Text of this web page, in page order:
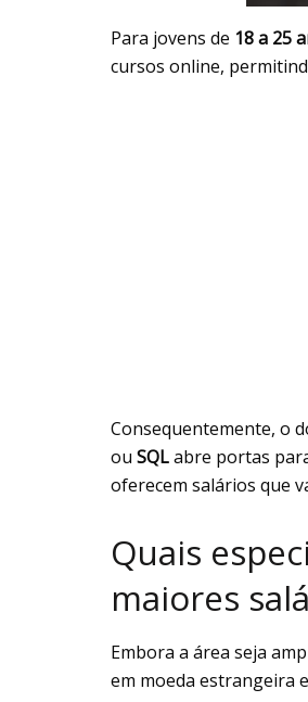
Para jovens de 18 a 25
cursos online,
Consequentemente, o
ou SQLabre portas
oferecem salários que
Quais
maiores
Embora a área seja
em moeda estrangeira